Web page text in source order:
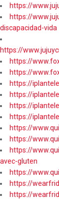
https://
https://
discapacidad-vida
https://
https://
https://
https://
https://
https://
https://
https://
https://
https://
avec-gluten
https://
https://
https://